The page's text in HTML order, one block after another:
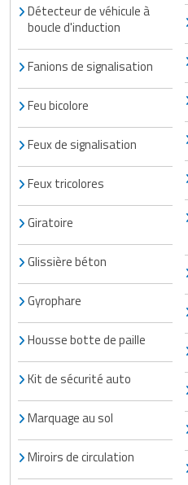
Détecteur de véhicule à
boucle d'induction
Fanions de signalisation
Feu bicolore
Feux de signalisation
Feux tricolores
Giratoire
Glissière béton
Gyrophare
Housse botte de paille
Kit de sécurité auto
Marquage au sol
Miroirs de circulation